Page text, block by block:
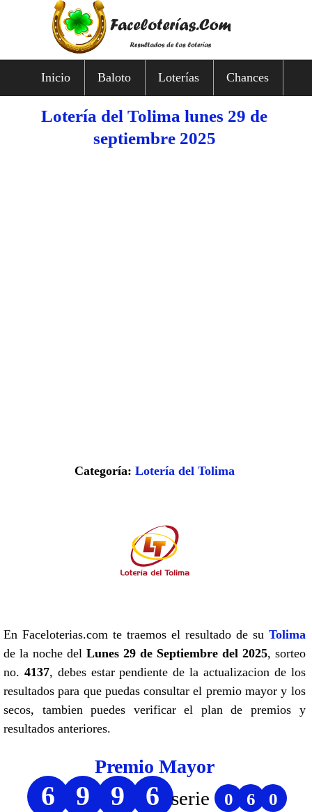
Inicio Baloto Loterías Chances
Lotería del Tolima lunes 29 de
septiembre 2025
Categoría: Lotería del Tolima
En Faceloterias.com te traemos el resultado de su Tolima
de la noche del Lunes 29 de Septiembre del 2025, sorteo
no. 4137, debes estar pendiente de la actualizacion de los
resultados para que puedas consultar el premio mayor y los
secos, tambien puedes verificar el plan de premios y
resultados anteriores.
Premio Mayor
6 9 9 6 serie 0 6 0